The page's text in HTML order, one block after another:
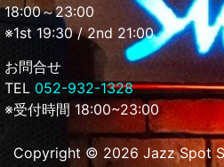
18:00～23:00
※1st 19:30 / 2nd 21:00
お問合せ
TEL 052-932-1328
※受付時間 18:00~23:00
Copyright © 2026 Jazz Spot